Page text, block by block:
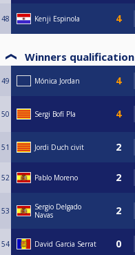
48 Kenji Espinola
Winners qualification
49 Mónica Jordan
50 Sergi Bofí Pla
51 Jordi Duch civit
52 Pablo Moreno
53
Sergio Delgado
Navas
54 David Garcia Serrat